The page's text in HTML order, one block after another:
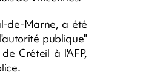
de-Marne, a été
publique"
Créteil à l'AFP,